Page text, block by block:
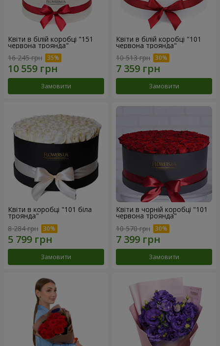
Квіти в білій коробці "151
червона троянда"
16 245 грн
Замовити
Квіти в білій коробці "101
червона троянда"
10 513 грн
Замовити
Квіти в коробці "101 біла
троянда"
8 284 грн
Замовити
Квіти в чорній коробці "101
червона троянда"
10 570 грн
Замовити